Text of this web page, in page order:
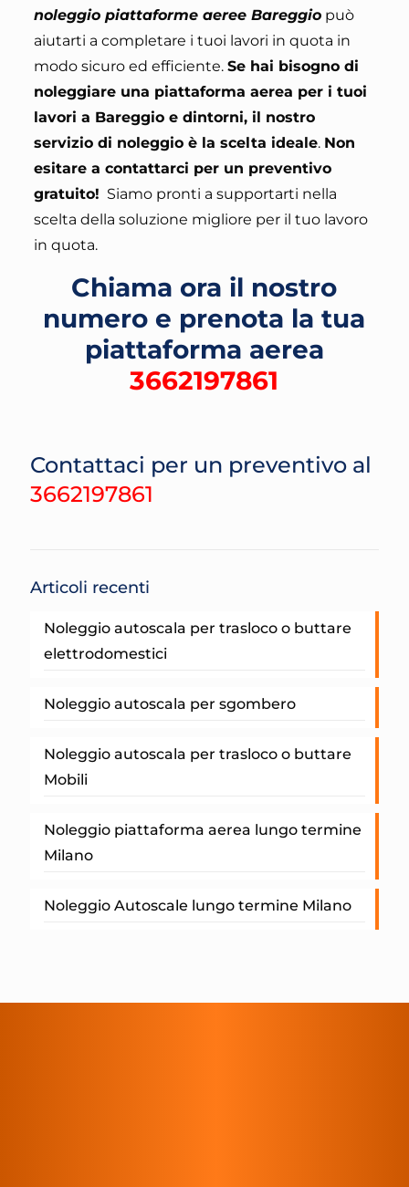
noleggio piattaforme aeree Bareggiopuò
aiutarti a completare i tuoi lavori in quota in
modo sicuro ed efficiente. Se hai bisogno di
noleggiare una piattaforma aerea per i tuoi
lavori a Bareggio e dintorni, il nostro
servizio di noleggio è la scelta ideale. Non
esitare a contattarci per un preventivo
gratuito! Siamo pronti a supportarti nella
scelta della soluzione migliore per il tuo lavoro
in quota.
Chiama ora il nostro
numero e prenota la tua
piattaforma aerea
3662197861
Contattaci per un preventivo al
3662197861
Articoli recenti
Noleggio autoscala per trasloco o buttare
elettrodomestici
Noleggio autoscala per sgombero
Noleggio autoscala per trasloco o buttare
Mobili
Noleggio piattaforma aerea lungo termine
Milano
Noleggio Autoscale lungo termine Milano